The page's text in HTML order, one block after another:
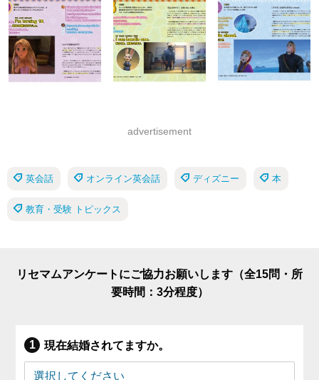
advertisement
英会話 オンライン英会話 ディズニー 本
教育・受験 トピックス
リセマムアンケートにご協力お願いします（全15問・所
要時間：3分程度）
現在結婚されてますか。